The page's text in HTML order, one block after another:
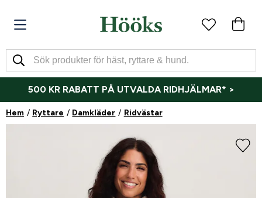
500 KR RABATT PÅ UTVALDA RIDHJÄLMAR* >
Hem Ryttare Damkläder Ridvästar